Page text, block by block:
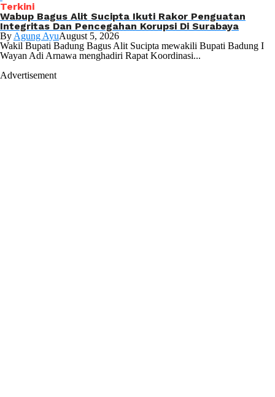
Terkini
Wabup Bagus Alit Sucipta Ikuti Rakor Penguatan
Integritas Dan Pencegahan Korupsi Di Surabaya
By Agung AyuAugust 5, 2026
Wakil Bupati Badung Bagus Alit Sucipta mewakili Bupati Badung I
Wayan Adi Arnawa menghadiri Rapat Koordinasi...
Advertisement